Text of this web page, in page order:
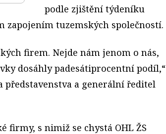
podle zjištění týdeníku
zapojením tuzemských společností.
firem. Nejde nám jenom o nás,
dosáhly padesátiprocentní podíl,“
představenstva a generální ředitel
firmy, s nimiž se chystá OHL ŽS